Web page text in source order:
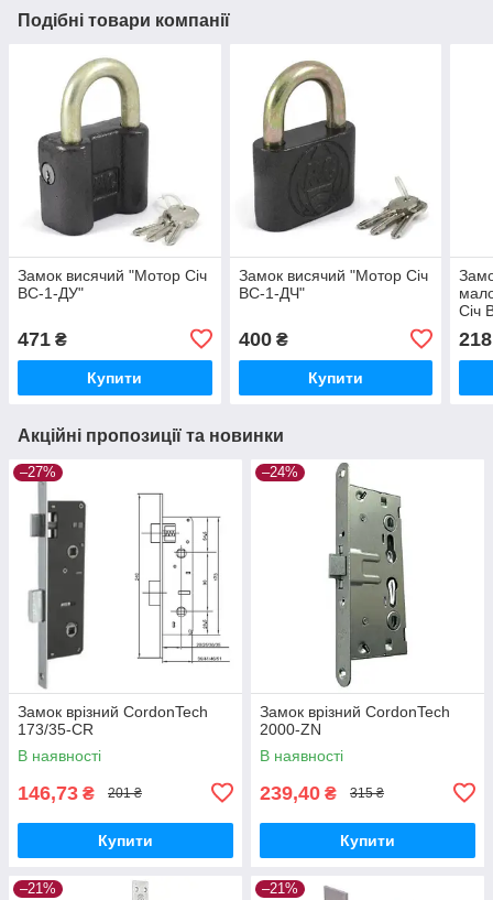
Подібні товари компанії
Замок висячий "Мотор Сiч
ВС-1-ДУ"
471 ₴
Купити
Замок висячий "Мотор Сiч
ВС-1-ДЧ"
400₴
Купити
Січ
218
Акційні пропозиції та новинки
–27%
Замок врізний CordonTech
173/35-CR
В наявності
146,73 ₴ 201 ₴
Купити
–24%
Замок врізний CordonTech
2000-ZN
В наявності
239,40 ₴ 315 ₴
Купити
–21% –21%